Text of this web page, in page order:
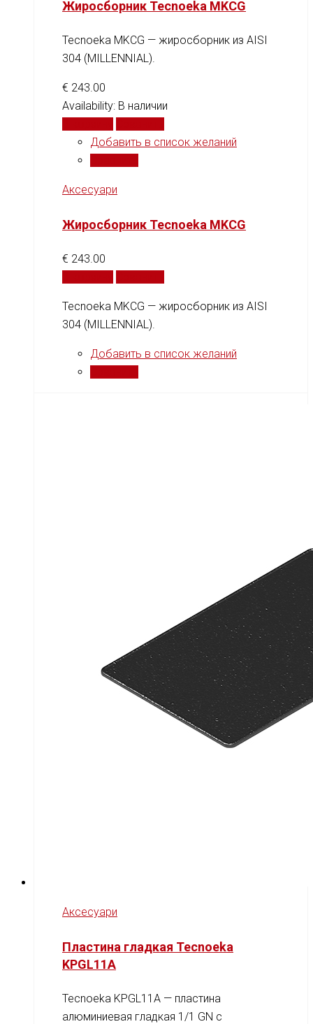
Жиросборник Tecnoeka MKCG
Tecnoeka MKCG — жиросборник из AISI
304 (MILLENNIAL).
€ 243.00
Availability: В наличии
Добавить в список желаний
Аксесуари
Жиросборник Tecnoeka MKCG
€ 243.00
Tecnoeka MKCG — жиросборник из AISI
304 (MILLENNIAL).
Добавить в список желаний
Аксесуари
Пластина гладкая Tecnoeka
KPGL11A
Tecnoeka KPGL11A — пластина
алюминиевая гладкая 1/1 GN с